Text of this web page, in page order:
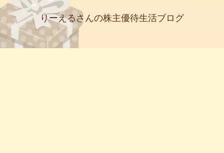
りーえるさんの株主優待生活ブログ